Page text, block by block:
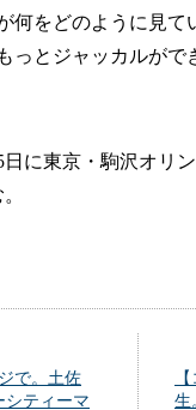
何をどのように見
っとジャッカルが
に東京・駒沢オリ
で。土佐
シティーマ
生